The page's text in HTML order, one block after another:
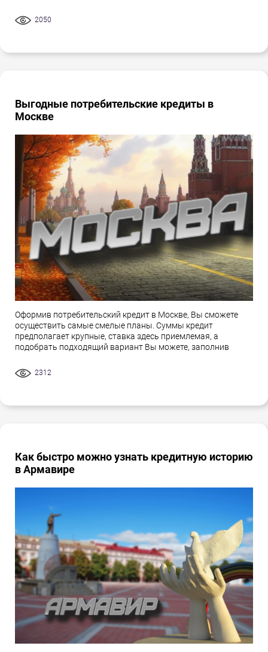
2050
Выгодные потребительские кредиты в
Москве
Оформив потребительский кредит в Москве, Вы сможете
осуществить самые смелые планы. Суммы кредит
предполагает крупные, ставка здесь приемлемая, а
подобрать подходящий вариант Вы можете, заполнив
2312
Как быстро можно узнать кредитную историю
в Армавире